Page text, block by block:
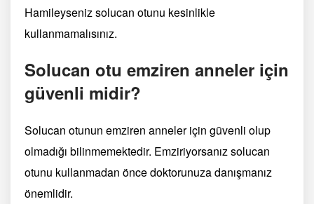
Hamileyseniz solucan otunu kesinlikle
kullanmamalısınız.
Solucan otu emziren anneler için
güvenli midir?
Solucan otunun emziren anneler için güvenli olup
olmadığı bilinmemektedir. Emziriyorsanız solucan
otunu kullanmadan önce doktorunuza danışmanız
önemlidir.